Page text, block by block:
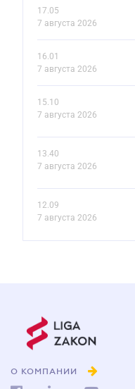
17.05
7 августа 2026
16.01
7 августа 2026
15.10
7 августа 2026
13.40
7 августа 2026
12.09
7 августа 2026
О КОМПАНИИ